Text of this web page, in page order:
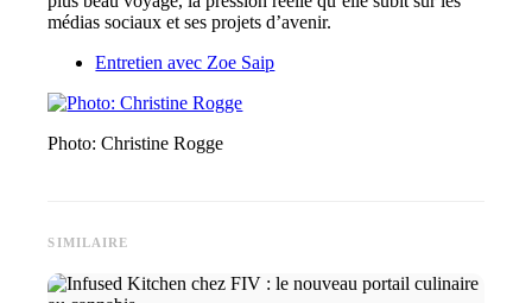
médias sociaux et ses projets d’avenir.
Entretien avec Zoe Saip
Photo: Christine Rogge
SIMILAIRE